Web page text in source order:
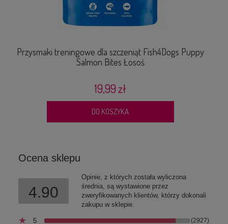
Przysmaki treningowe dla szczeniąt Fish4Dogs Puppy
Salmon Bites Łosoś
19,99 zł
DO KOSZYKA
Ocena sklepu
4.90
Opinie, z których została wyliczona
średnia, są wystawione przez
zweryfikowanych klientów, którzy dokonali
zakupu w sklepie.
5 (2927)